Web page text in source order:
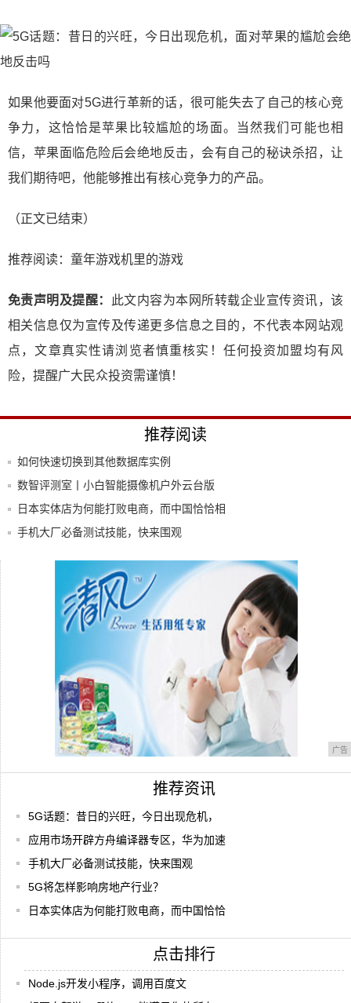
如果他要面对5G进行革新的话，很可能失去了自己的核心竞
争力，这恰恰是苹果比较尴尬的场面。当然我们可能也相
信，苹果面临危险后会绝地反击，会有自己的秘诀杀招，让
我们期待吧，他能够推出有核心竞争力的产品。
（正文已结束）
推荐阅读： 童年游戏机里的游戏
免责声明及提醒：
此文内容为本网所转载企业宣传资讯，该
相关信息仅为宣传及传递更多信息之目的，不代表本网站观
点，文章真实性请浏览者慎重核实！任何投资加盟均有风
险，提醒广大民众投资需谨慎！
推荐阅读
如何快速切换到其他数据库实例
数智评测室丨小白智能摄像机户外云台版
N1：连
日本实体店为何能打败电商，而中国恰恰相
反，问
手机大厂必备测试技能，快来围观
侠梦说pinpoint--左侧服务地图调用量
广告
推荐资讯
5G话题：昔日的兴旺，今日出现危机，
应用市场开辟方舟编译器专区，华为加速
手机大厂必备测试技能，快来围观
5G将怎样影响房地产行业？
日本实体店为何能打败电商，而中国恰恰
点击排行
Node.js开发小程序，调用百度文